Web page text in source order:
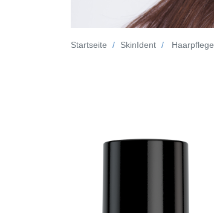
Startseite SkinIdent Haarpflege